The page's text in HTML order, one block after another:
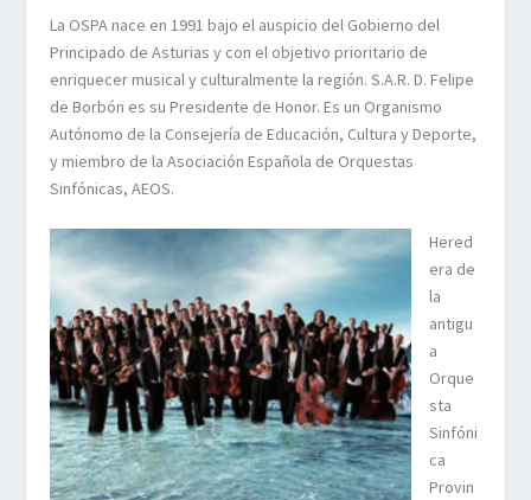
La OSPA nace en 1991 bajo el auspicio del Gobierno del
Principado de Asturias y con el objetivo prioritario de
enriquecer musical y culturalmente la región. S.A.R. D. Felipe
de Borbón es su Presidente de Honor. Es un Organismo
Autónomo de la Consejería de Educación, Cultura y Deporte,
y miembro de la Asociación Española de Orquestas
Sinfónicas, AEOS.
Hered
era de
la
antigu
a
Orque
sta
Sinfóni
ca
Provin